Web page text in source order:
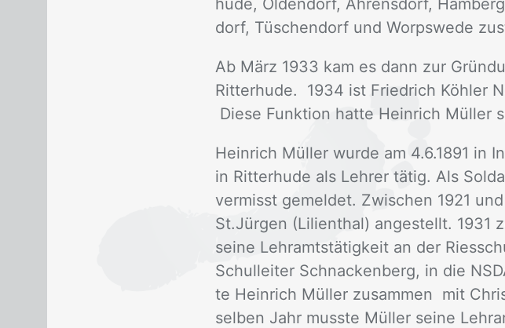
hu­de, Ol­den­dorf, Ah­rens­dorf,
dorf, Tü­schen­dorf und Worps­we­de
Ab März 1933 kam es dann zur
Rit­ter­hu­de. 1934 ist Fried­rich Köh­ler
Die­se Funk­ti­on hat­te Hein­rich Mül­ler
Hein­rich Mül­ler wur­de am 4.6.1891 in
in Rit­ter­hu­de als Leh­rer tä­tig. Als
ver­misst ge­mel­det. Zwi­schen 1921
St.Jür­gen (Li­li­en­thal) an­ge­stellt. 1931
sei­ne Lehr­amts­tä­tig­keit an der
Schul­lei­ter Schna­cken­berg, in die
te Hein­rich Mül­ler zu­sam­men mit
sel­ben Jahr muss­te Mül­ler sei­ne